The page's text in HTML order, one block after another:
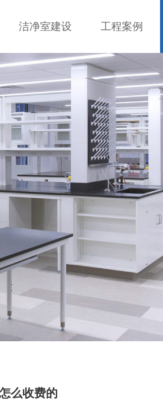
洁净室建设 工程案例
么收费的